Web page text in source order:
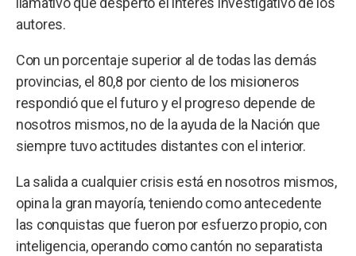
autores.
Con un porcentaje superior al de todas las demás
provincias, el 80,8 por ciento de los misioneros
respondió que el futuro y el progreso depende de
nosotros mismos, no de la ayuda de la Nación que
siempre tuvo actitudes distantes con el interior.
La salida a cualquier crisis está en nosotros mismos,
opina la gran mayoría, teniendo como antecedente
las conquistas que fueron por esfuerzo propio, con
inteligencia, operando como cantón no separatista